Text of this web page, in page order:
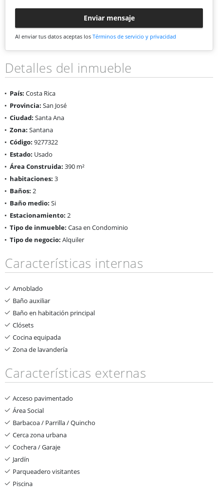
Enviar mensaje
Al enviar tus datos aceptas los Términos de servicio y privacidad
Detalles del inmueble
País: Costa Rica
Provincia: San José
Ciudad: Santa Ana
Zona: Santana
Código: 9277322
Estado: Usado
Área Construida: 390 m²
habitaciones: 3
Baños: 2
Baño medio: Si
Estacionamiento: 2
Tipo de inmueble: Casa en Condominio
Tipo de negocio: Alquiler
Características internas
Amoblado
Baño auxiliar
Baño en habitación principal
Clósets
Cocina equipada
Zona de lavandería
Características externas
Acceso pavimentado
Área Social
Barbacoa / Parrilla / Quincho
Cerca zona urbana
Cochera / Garaje
Jardín
Parqueadero visitantes
Piscina